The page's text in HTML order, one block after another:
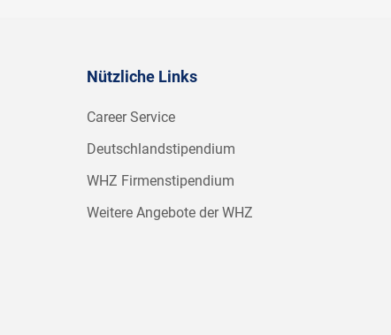
Nützliche Links
Career Service
Deutschlandstipendium
WHZ Firmenstipendium
Weitere Angebote der WHZ